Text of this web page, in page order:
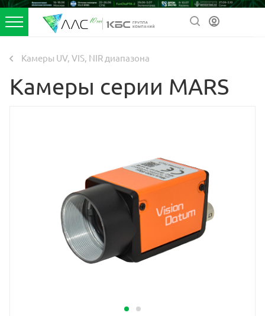
Камеры UV, VIS, NIR диапазона
Камеры серии MARS